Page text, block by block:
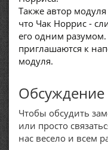
Также автор
что Чак Норрис -
его одним
приглашаются к
модуля.
Обсуждение
Чтобы обсудить
или просто
нас весело и всем